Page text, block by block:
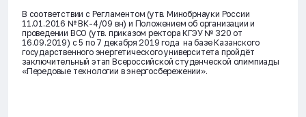
В соответствии с Регламентом (утв. Минобрнауки России
11.01.2016 № ВК-4/09 вн) и Положением об организации и
проведении ВСО (утв. приказом ректора КГЭУ № 320 от
16.09.2019) с5 по 7 декабря 2019 года на базе Казанского
государственного энергетического университета пройдёт
заключительный этап Всероссийской студенческой олимпиады
«Передовые технологии в энергосбережении».